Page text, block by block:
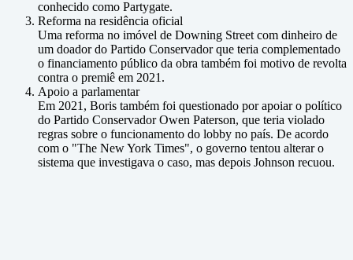
conhecido como Partygate.
Reforma na residência oficial
Uma reforma no imóvel de Downing Street com dinheiro de
um doador do Partido Conservador que teria complementado
o financiamento público da obra também foi motivo de revolta
contra o premiê em 2021.
Apoio a parlamentar
Em 2021, Boris também foi questionado por apoiar o político
do Partido Conservador Owen Paterson, que teria violado
regras sobre o funcionamento do lobby no país. De acordo
com o "The New York Times", o governo tentou alterar o
sistema que investigava o caso, mas depois Johnson recuou.